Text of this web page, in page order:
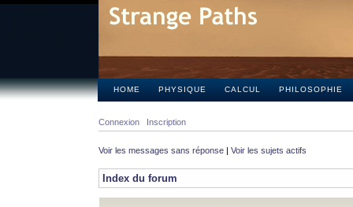
HOME PHYSIQUE CALCUL PHILOSOPHIE
Connexion Inscription
Voir les messages sans réponse | Voir les sujets actifs
Index du forum